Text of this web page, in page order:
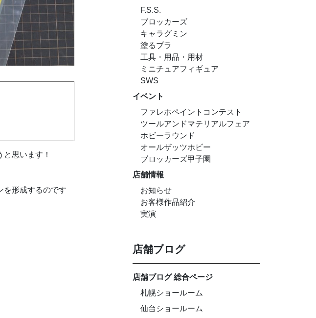
思います！
を形成するのです
F.S.S.
ブロッカーズ
キャラグミン
塗るプラ
工具・用品・用材
ミニチュアフィギュア
SWS
イベント
ファレホペイントコンテスト
ツールアンドマテリアルフェア
ホビーラウンド
オールザッツホビー
ブロッカーズ甲子園
店舗情報
お知らせ
お客様作品紹介
実演
店舗ブログ
店舗ブログ 総合ページ
札幌ショールーム
仙台ショールーム